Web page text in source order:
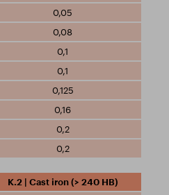
0,05
0,08
0,1
0,1
0,125
0,16
0,2
0,2
K.2 | Cast iron (> 240 HB)